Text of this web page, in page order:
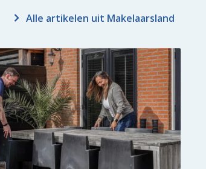
Alle artikelen uit Makelaarsland